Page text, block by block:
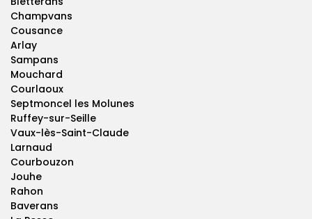
Champvans
Cousance
Arlay
Sampans
Mouchard
Courlaoux
Septmoncel les Molunes
Ruffey-sur-Seille
Vaux-lès-Saint-Claude
Larnaud
Courbouzon
Jouhe
Rahon
Baverans